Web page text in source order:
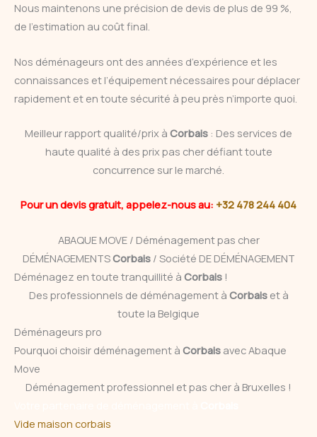
Nous maintenons une précision de devis de plus de 99 %,
de l’estimation au coût final.
Nos déménageurs ont des années d’expérience et les
connaissances et l’équipement nécessaires pour déplacer
rapidement et en toute sécurité à peu près n’importe quoi.
Meilleur rapport qualité/prix à Corbais : Des services de
haute qualité à des prix pas cher défiant toute
concurrence sur le marché.
Pour un devis gratuit, appelez-nous au: +32 478 244 404
ABAQUE MOVE / Déménagement pas cher
DÉMÉNAGEMENTSCorbais / Société DE DÉMÉNAGEMENT
Déménagez en toute tranquillité à Corbais !
Des professionnels de déménagement à Corbais et à
toute la Belgique
Déménageurs pro
Pourquoi choisir déménagement à Corbais avec Abaque
Move
Déménagement professionnel et pas cher à Bruxelles !
Vide maison corbais